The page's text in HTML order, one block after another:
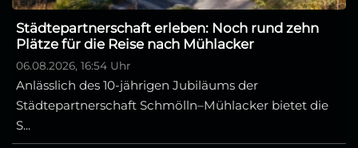
Städtepartnerschaft erleben: Noch rund zehn
Plätze für die Reise nach Mühlacker
06.08.2026, 16:54 Uhr
Anlässlich des 10-jährigen Jubiläums der
Städtepartnerschaft Schmölln–Mühlacker bietet die
S...